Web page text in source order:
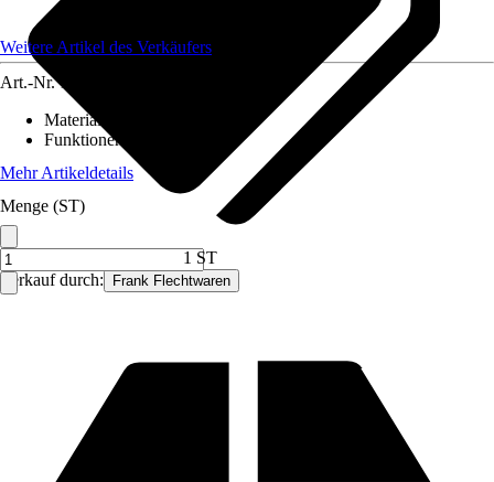
Verkauf durch: Frank Flechtwaren
Weitere Artikel des Verkäufers
Art.-Nr. 12341757
Material Tischplatte
Funktionen
Mehr Artikeldetails
Menge (ST)
1 ST